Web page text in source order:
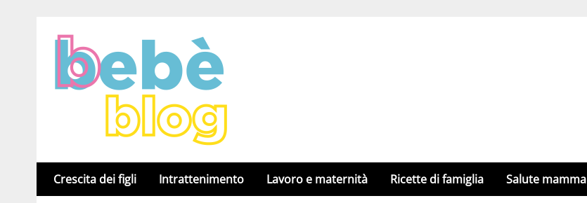
Crescita dei figli Intrattenimento Lavoro e maternità Ricette di famiglia Salute mamma